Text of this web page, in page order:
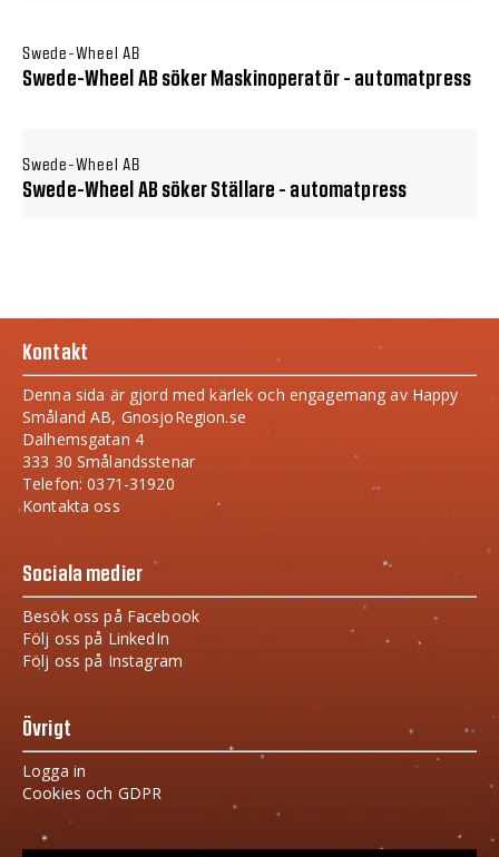
Swede-Wheel AB
Swede-Wheel AB söker Maskinoperatör - automatpress
Swede-Wheel AB
Swede-Wheel AB söker Ställare - automatpress
Kontakt
Denna sida är gjord med kärlek och engagemang av Happy
Småland AB, GnosjoRegion.se
Dalhemsgatan 4
333 30 Smålandsstenar
Telefon: 0371-31920
Kontakta oss
Sociala medier
Besök oss på Facebook
Följ oss på LinkedIn
Följ oss på Instagram
Övrigt
Logga in
Cookies och GDPR